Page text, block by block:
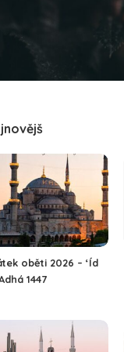
oběti 2026 – ‘Íd
1447